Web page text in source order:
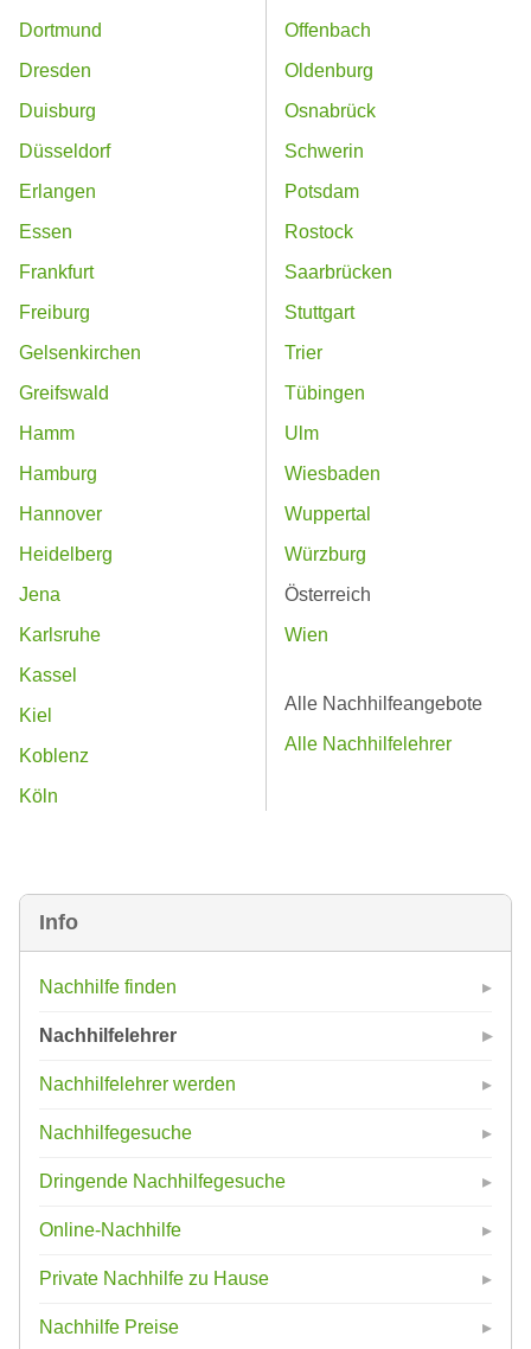
Info
Nachhilfe finden
Nachhilfelehrer
Nachhilfelehrer werden
Nachhilfegesuche
Dringende Nachhilfegesuche
Online-Nachhilfe
Private Nachhilfe zu Hause
Nachhilfe Preise
Dortmund
Dresden
Duisburg
Düsseldorf
Erlangen
Essen
Frankfurt
Freiburg
Gelsenkirchen
Greifswald
Hamm
Hamburg
Hannover
Heidelberg
Jena
Karlsruhe
Kassel
Kiel
Koblenz
Köln
Offenbach
Oldenburg
Osnabrück
Schwerin
Potsdam
Rostock
Saarbrücken
Stuttgart
Trier
Tübingen
Ulm
Wiesbaden
Wuppertal
Würzburg
Österreich
Wien
Alle Nachhilfeangebote
Alle Nachhilfelehrer